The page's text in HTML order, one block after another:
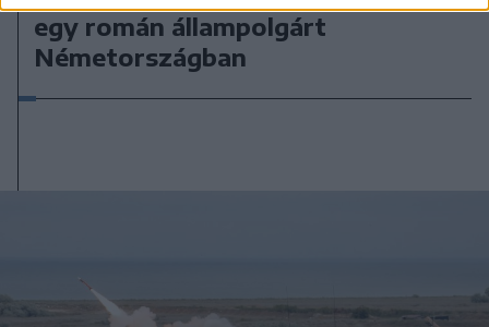
egy román állampolgárt
Németországban